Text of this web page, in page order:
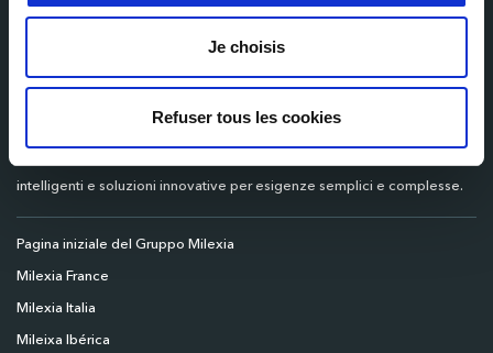
Je choisis
Refuser tous les cookies
Scopri la competenza Milexia...
intelligenti e soluzioni innovative per esigenze semplici e complesse.
Pagina iniziale del Gruppo Milexia
Milexia France
Milexia Italia
Mileixa Ibérica